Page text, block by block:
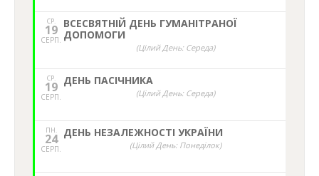
СР.
19
СЕРП.
ВСЕСВЯТНІЙ ДЕНЬ ГУМАНІТРАНОЇ
ДОПОМОГИ
(Цілий День: Середа)
СР.
19
СЕРП.
ДЕНЬ ПАСІЧНИКА
(Цілий День: Середа)
ПН.
24
СЕРП.
ДЕНЬ НЕЗАЛЕЖНОСТІ УКРАЇНИ
(Цілий День: Понеділок)